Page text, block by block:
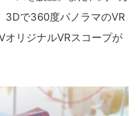
3Dで360度パノラマのVR
リジナルVRスコープが